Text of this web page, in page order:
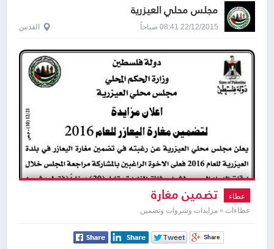
مجلس محلي العيزرية
22/12/2015 08:41 صباحاً القدس
عطاء تضمين مغارة
عطاءات » مزايدات وشروات وتضمين